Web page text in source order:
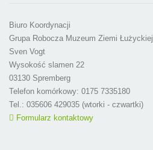
Biuro Koordynacji
Grupa Robocza Muzeum Ziemi Łużyckiej
Sven Vogt
Wysokość slamen 22
03130 Spremberg
Telefon komórkowy: 0175 7335180
Tel.: 035606 429035 (wtorki - czwartki)
Formularz kontaktowy